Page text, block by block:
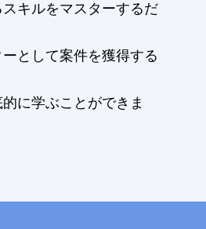
キルをマスターするだ
として案件を獲得する
に学ぶことができま